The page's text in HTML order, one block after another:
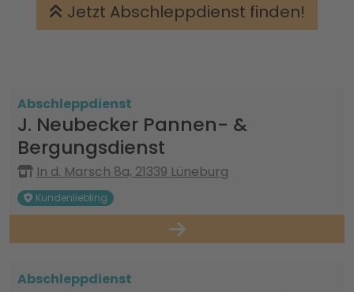
Jetzt Abschleppdienst finden!
Abschleppdienst
J. Neubecker Pannen- &
Bergungsdienst
In d. Marsch 8a, 21339 Lüneburg
Kundenliebling
Abschleppdienst